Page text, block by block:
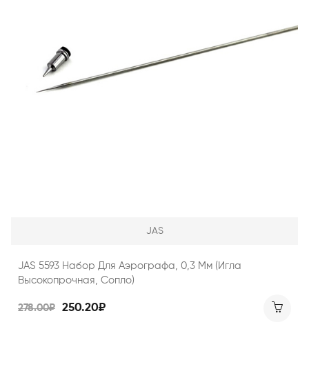
JAS
JAS 5593 Набор Для Аэрографа, 0,3 Мм (игла
Высокопрочная, Сопло)
278.00₽ 250.20₽